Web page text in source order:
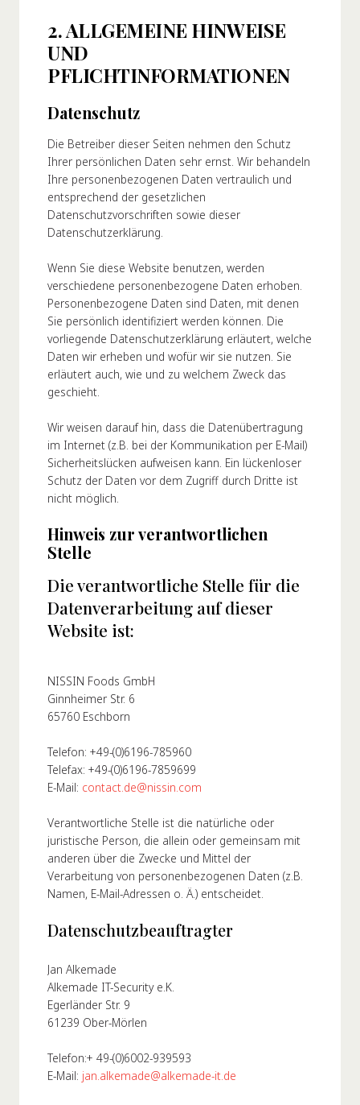
2. ALLGEMEINE HINWEISE
UND
PFLICHTINFORMATIONEN
Datenschutz
Die Betreiber dieser Seiten nehmen den Schutz
Ihrer persönlichen Daten sehr ernst. Wir behandeln
Ihre personenbezogenen Daten vertraulich und
entsprechend der gesetzlichen
Datenschutzvorschriften sowie dieser
Datenschutzerklärung.
Wenn Sie diese Website benutzen, werden
verschiedene personenbezogene Daten erhoben.
Personenbezogene Daten sind Daten, mit denen
Sie persönlich identifiziert werden können. Die
vorliegende Datenschutzerklärung erläutert, welche
Daten wir erheben und wofür wir sie nutzen. Sie
erläutert auch, wie und zu welchem Zweck das
geschieht.
Wir weisen darauf hin, dass die Datenübertragung
im Internet (z.B. bei der Kommunikation per E-Mail)
Sicherheitslücken aufweisen kann. Ein lückenloser
Schutz der Daten vor dem Zugriff durch Dritte ist
nicht möglich.
Hinweis zur verantwortlichen
Stelle
Die verantwortliche Stelle für die
Datenverarbeitung auf dieser
Website ist:
NISSIN Foods GmbH
Ginnheimer Str. 6
65760 Eschborn
Telefon: +49-(0)6196-785960
Telefax: +49-(0)6196-7859699
E-Mail: contact.de@nissin.com
Verantwortliche Stelle ist die natürliche oder
juristische Person, die allein oder gemeinsam mit
anderen über die Zwecke und Mittel der
Verarbeitung von personenbezogenen Daten (z.B.
Namen, E-Mail-Adressen o. Ä.) entscheidet.
Datenschutzbeauftragter
Jan Alkemade
Alkemade IT-Security e.K.
Egerländer Str. 9
61239 Ober-Mörlen
Telefon:+ 49-(0)6002-939593
E-Mail: jan.alkemade@alkemade-it.de